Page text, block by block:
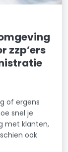
zzp’ers
of ergens
snel je
met klanten,
ook